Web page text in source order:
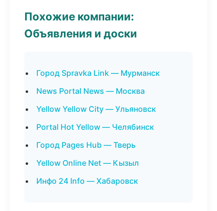
Похожие компании:
Объявления и доски
Город Spravka Link — Мурманск
News Portal News — Москва
Yellow Yellow City — Ульяновск
Portal Hot Yellow — Челябинск
Город Pages Hub — Тверь
Yellow Online Net — Кызыл
Инфо 24 Info — Хабаровск